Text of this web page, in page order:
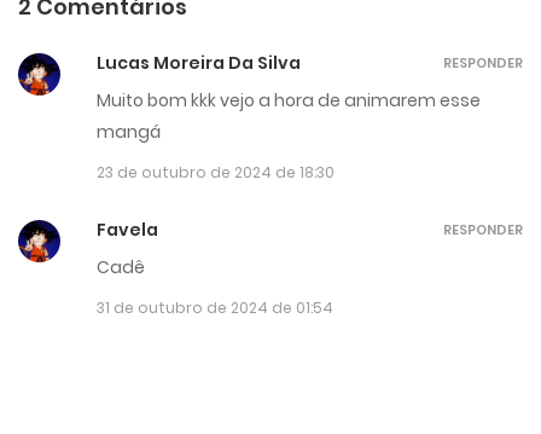
2 Comentários
Lucas Moreira Da Silva
Muito bom kkk vejo a hora de animarem esse
mangá
23 de outubro de 2024 de 18:30
RESPONDER
Favela
Cadê
31 de outubro de 2024 de 01:54
RESPONDER